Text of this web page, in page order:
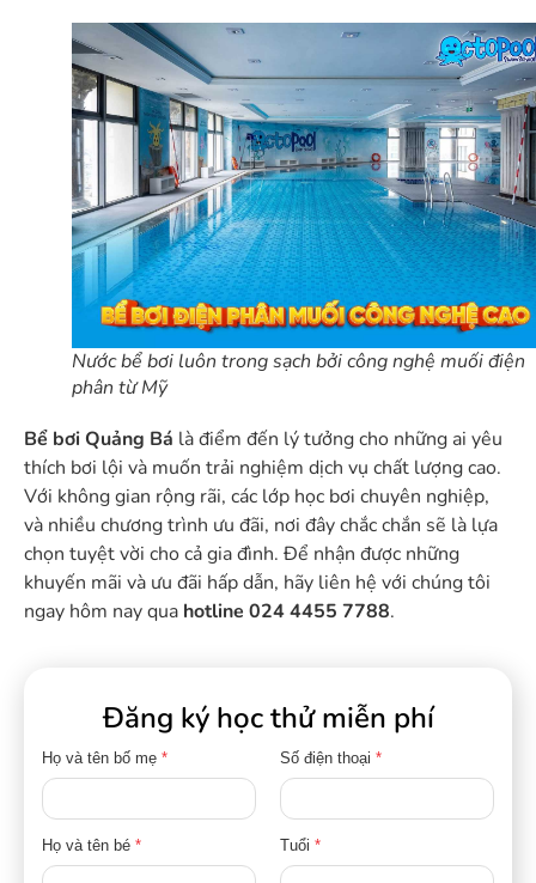
Nước bể bơi luôn trong sạch bởi công nghệ muối điện
phân từ Mỹ
Bể bơi Quảng Bá là điểm đến lý tưởng cho những ai yêu
thích bơi lội và muốn trải nghiệm dịch vụ chất lượng cao.
Với không gian rộng rãi, các lớp học bơi chuyên nghiệp,
và nhiều chương trình ưu đãi, nơi đây chắc chắn sẽ là lựa
chọn tuyệt vời cho cả gia đình. Để nhận được những
khuyến mãi và ưu đãi hấp dẫn, hãy liên hệ với chúng tôi
ngay hôm nay qua hotline 024 4455 7788.
Đăng ký học thử miễn phí
Họ và tên bố mẹ * Số điện thoại *
Họ và tên bé * Tuổi *